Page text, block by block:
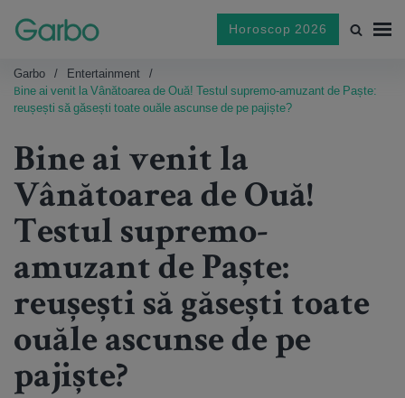
Horoscop 2026
Garbo
Entertainment
Bine ai venit la Vânătoarea de Ouă! Testul supremo-amuzant de Paște:
reușești să găsești toate ouăle ascunse de pe pajiște?
Bine ai venit la
Vânătoarea de Ouă!
Testul supremo-
amuzant de Paște:
reușești să găsești toate
ouăle ascunse de pe
pajiște?